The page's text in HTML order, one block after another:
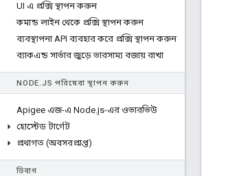
UI এ প্রক্সি স্থাপন করুন
কমান্ড লাইন থেকে প্রক্সি স্থাপন করুন
ব্যবস্থাপনা API ব্যবহার করে প্রক্সি স্থাপন করুন
ব্যাকএন্ড সার্ভার জুড়ে ভারসাম্য বজায় রাখা
NODE. JS পরিষেবা স্থাপন করুন
Apigee এজ-এ Node.js-এর ওভারভিউ
হোস্টেড টার্গেট
প্রথাগত (অবসরপ্রাপ্ত)
ডিবাগ